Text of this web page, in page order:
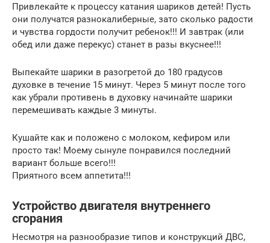
Привлекайте к процессу катания шариков детей! Пусть
они получатся разнокалиберные, зато сколько радости
и чувства гордости получит ребенок!!! И завтрак (или
обед или даже перекус) станет в разы вкуснее!!!
Выпекайте шарики в разогретой до 180 градусов
духовке в течение 15 минут. Через 5 минут после того
как убрали противень в духовку начинайте шарики
перемешивать каждые 3 минуты.
Кушайте как и положено с молоком, кефиром или
просто так! Моему сынуле понравился последний
вариант больше всего!!!
Приятного всем аппетита!!!
Устройство двигателя внутреннего
сгорания
Несмотря на разнообразие типов и конструкций ДВС,